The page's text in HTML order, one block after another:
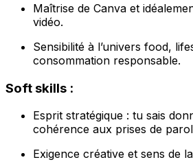
Maîtrise de Canva et
vidéo.
Sensibilité à l’univers food,
consommation responsable.
Soft skills :
Esprit stratégique : tu sais
cohérence aux prises de
Exigence créative et sens de